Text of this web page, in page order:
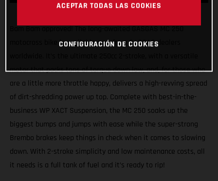
Bam Bam approved! The long-awaited GASGAS MC 250
motocross bike is available now from GASGAS dealers
motor that packs tons of torque down low, and, for those who
are a little more throttle happy, delivers a high-revving spread
of dirt-shredding power up top. Complete with best-in-the-
business WP XACT Suspension, the MC 250 soaks up the
biggest bumps and jumps with ease while the super-strong
Brembo brakes keep things in check when it comes to slowing
down. With 2-stroke simplicity and low maintenance costs, all
it needs is a full tank of fuel and it’s ready to rip!
ACEPTAR TODAS LAS COOKIES
CONFIGURACIÓN DE COOKIES